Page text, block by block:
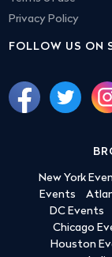
Privacy Policy
FOLLOW US ON
New York
Events
DC Events
Chicago
Houston